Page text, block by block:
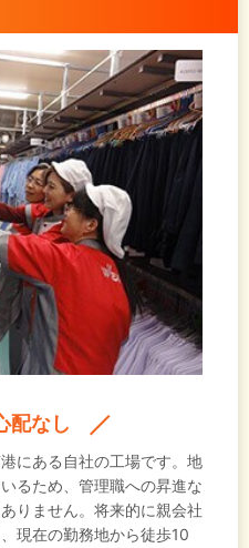
配なし
にある自社の工場です。地
るため、管理職への昇進な
りません。将来的に親会社
現在の勤務地から徒歩10